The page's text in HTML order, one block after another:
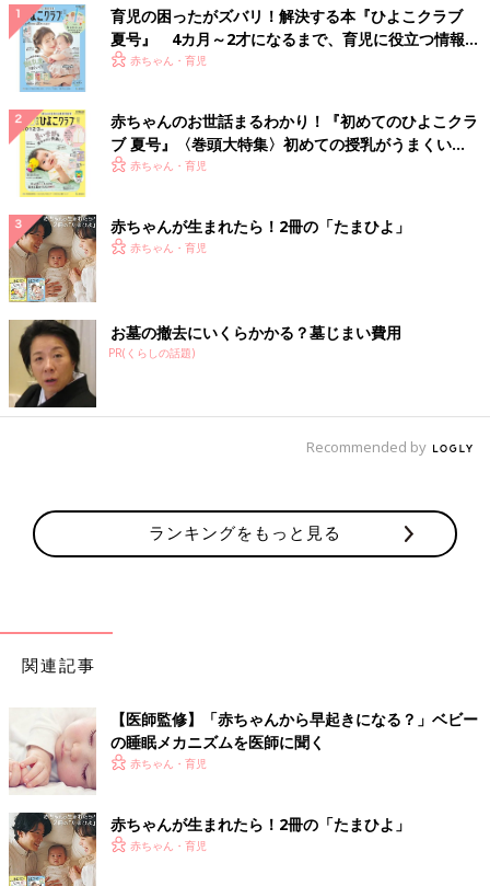
星野先生：19時前に寝ているのなら、1～2時間のズレは心配し
なくても大丈夫です。早く起きるようになったのは、明け方に眠
りが浅くなるからかもしれません。はいはいが始まって運動量が
増えたらまた元のリズムに戻る可能性もあります。一方で、はい
はいと夜泣きは関連があるという考え方もあるので、今度は夜泣
きが始まるかも。赤ちゃんの眠りは成長に合わせて変わるもの。
いずれにしろ今まで通り、早起き・早寝を習慣にしていればほと
んどの場合心配ありませんよ。
Q:夜中の頻回授乳はどうすれば？
Ｑ：早起き・早寝ができているのですが0時に目を覚まし
明け方もたびたび泣くので頻回に授乳しています。（9カ月・女
の子のママ）
星野先生：9カ月で離乳食をしっかり食べているのなら、夜間の
授乳は必ず必要というわけではありません。
明け方はおそらく眠りが浅いせいで泣いているので、あえて何も
るのかもしれませんね。子どもの睡眠時間は親に影響されやすい
ので、赤ちゃんと一緒にママやパパも早寝してみてはどうでしょ
うか。
Ｑ：成長ホルモンは深夜22時～2時に分泌されると聞いたことが
カ月・女の子のママ）
星野先生：睡眠中は一定の間隔でレム睡眠（浅い眠り）とノンレ
ム睡眠（深い眠り）が交互に訪れます。成長ホルモンの分泌は最
初のノンレム睡眠のときがピークで、21時～24時ごろだといわ
れています。ただ、大人と同じようなホルモンのリズムが整うの
は幼児期ごろといわれています。夜泣きすることもあるし、赤ち
ゃんのうちはあまり気にしないでいいですよ。今は早起き・早寝
育児の困ったがズバリ！解決する本『ひよこクラブ
夏号』 4カ月～2才になるまで、育児に役立つ情報が
いっぱい！
赤ちゃん・育児
赤ちゃんのお世話まるわかり！『初めてのひよこクラ
ブ 夏号』〈巻頭大特集〉初めての授乳がうまくい
く！ おっぱい・ミルクの基本と夏のトラブル 解決テ
赤ちゃん・育児
赤ちゃんが生まれたら！2冊の「たまひよ」
赤ちゃん・育児
お墓の撤去にいくらかかる？墓じまい費用
PR(くらしの話題)
Recommended by
ランキングをもっと見る
関連記事
【医師監修】「赤ちゃんから早起きになる？」ベビー
の睡眠メカニズムを医師に聞く
赤ちゃん・育児
赤ちゃんが生まれたら！2冊の「たまひよ」
赤ちゃん・育児